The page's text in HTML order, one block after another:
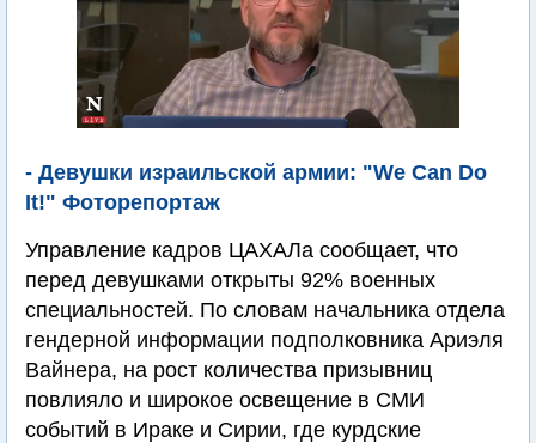
- Девушки израильской армии: "We Can Do
It!" Фоторепортаж
Управление кадров ЦАХАЛа сообщает, что
перед девушками открыты 92% военных
специальностей. По словам начальника отдела
гендерной информации подполковника Ариэля
Вайнера, на рост количества призывниц
повлияло и широкое освещение в СМИ
событий в Ираке и Сирии, где курдские